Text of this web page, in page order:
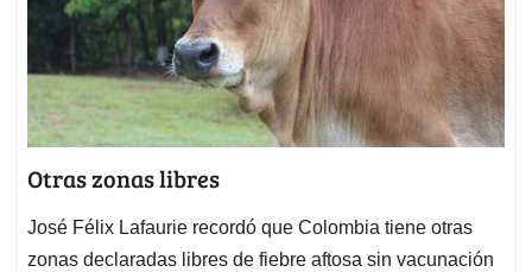
Otras zonas libres
José Félix Lafaurie recordó que Colombia tiene otras
zonas declaradas libres de fiebre aftosa sin vacunación